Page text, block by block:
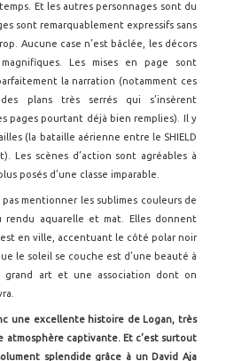
Et les autres personnages sont du
sont remarquablement expressifs sans
Aucune case n’est bâclée, les décors
Les mises en page sont
la narration (notamment ces
plans très serrés qui s’insèrent
pages pourtant déjà bien remplies). Il y
(la bataille aérienne entre le SHIELD
Les scènes d’action sont agréables à
posés d’une classe imparable.
mentionner les sublimes couleurs de
rendu aquarelle et mat. Elles donnent
est en ville, accentuant le côté polar noir
le soleil se couche est d’une beauté à
grand art et une association dont on
une excellente histoire de Logan, très
atmosphère captivante. Et c’est surtout
splendide grâce à un David Aja